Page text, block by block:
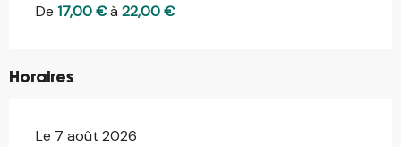
De 17,00 €à 22,00 €
Horaires
Le 7 août 2026